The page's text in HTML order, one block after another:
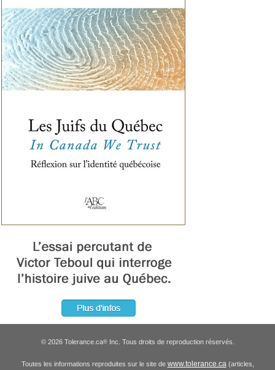
© 2026 Tolerance.ca®Inc. Tous droits de reproduction réservés.
Toutes les informations reproduites sur le site de www.tolerance.ca(articles,